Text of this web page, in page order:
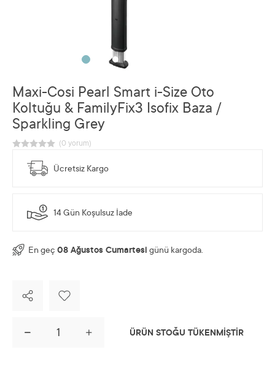
Maxi-Cosi Pearl Smart i-Size Oto
Koltuğu & FamilyFix3 Isofix Baza /
Sparkling Grey
Ücretsiz Kargo
14 Gün Koşulsuz İade
En geç 08 Ağustos Cumartesi günü kargoda.
ÜRÜN STOĞU TÜKENMİŞTİR